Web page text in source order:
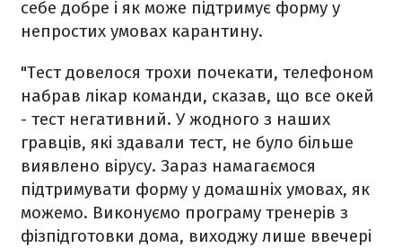
себе добре і як може підтримує форму у
непростих умовах карантину.
"Тест довелося трохи почекати, телефоном
набрав лікар команди, сказав, що все окей
- тест негативний. У жодного з наших
гравців, які здавали тест, не було більше
виявлено вірусу. Зараз намагаємося
підтримувати форму у домашніх умовах, як
можемо. Виконуємо програму тренерів з
фізпідготовки дома, виходжу лише ввечері